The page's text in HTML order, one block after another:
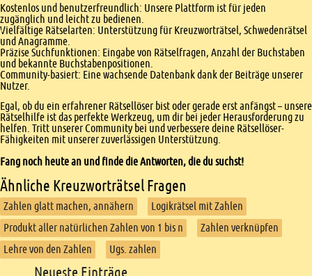
Kostenlos und benutzerfreundlich: Unsere Plattform ist für jeden
zugänglich und leicht zu bedienen.
Vielfältige Rätselarten: Unterstützung für Kreuzworträtsel, Schwedenrätsel
und Anagramme.
Präzise Suchfunktionen: Eingabe von Rätselfragen, Anzahl der Buchstaben
und bekannte Buchstabenpositionen.
Community-basiert: Eine wachsende Datenbank dank der Beiträge unserer
Nutzer.
Egal, ob du ein erfahrener Rätsellöser bist oder gerade erst anfängst – unsere
Rätselhilfe ist das perfekte Werkzeug, um dir bei jeder Herausforderung zu
helfen. Tritt unserer Community bei und verbessere deine Rätsellöser-
Fähigkeiten mit unserer zuverlässigen Unterstützung.
Fang noch heute an und finde die Antworten, die du suchst!
Ähnliche Kreuzworträtsel Fragen
Zahlen glatt machen, annähern
Logikrätsel mit Zahlen
Produkt aller natürlichen Zahlen von 1 bis n
Zahlen verknüpfen
Lehre von den Zahlen
Ugs. zahlen
Footer content